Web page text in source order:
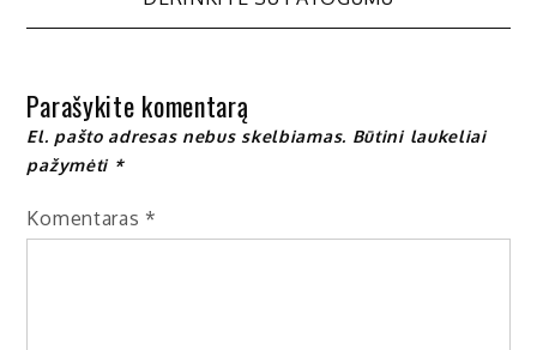
Parašykite komentarą
El. pašto adresas nebus skelbiamas. Būtini laukeliai
pažymėti *
Komentaras *